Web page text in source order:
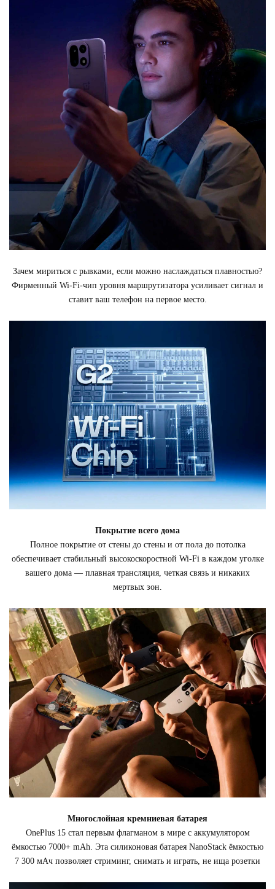
Зачем мириться с рывками, если можно наслаждаться плавностью?
Фирменный Wi-Fi-чип уровня маршрутизатора усиливает сигнал и
ставит ваш телефон на первое место.
Покрытие всего дома
Полное покрытие от стены до стены и от пола до потолка
обеспечивает стабильный высокоскоростной Wi-Fi в каждом уголке
вашего дома — плавная трансляция, четкая связь и никаких
мертвых зон.
Многослойная кремниевая батарея
OnePlus 15 стал первым флагманом в мире с аккумулятором
ёмкостью 7000+ mAh. Эта силиконовая батарея NanoStack ёмкостью
7 300 мАч позволяет стриминг, снимать и играть, не ища розетки